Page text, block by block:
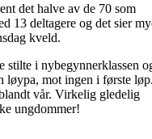
det halve av de 70 som
13 deltagere og det sier
kveld.
stilte i nybegynnerklassen
løypa, mot ingen i første
vår. Virkelig gledelig
ungdommer!